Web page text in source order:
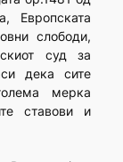
Европската
слободи,
суд за
дека сите
мерка
ставови и